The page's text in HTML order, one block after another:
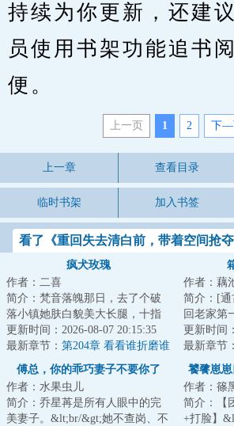
持续为你更新，还建
员使用书架功能追书
便。
上一页 1 2 下—
上一章 查看目录
临时书架 加入书签
看了《重回失去清白前，带着空间抢
疯犬玫瑰
作者：二喜
简介：梵音落魄那日，去了个破
落小镇她肤白貌美大长腿，十指
不沾阳春水，很快成了这个地方
的焦点所有男人...
更新时间：2026-08-07 20:15:35
最新章节： 第204章 看看谁折磨谁
作者：藕
简介：[通
回老家第
现个古代
世饥荒，
更新时间
最新章节：
傅总，你的乖巧妻子不要你了
作者：水果虫儿
简介：乔星苒是所有人眼中的完
美妻子。&lt;br/&gt;她不查岗、不
饕餮崽
作者：篠
简介：【
+打脸】